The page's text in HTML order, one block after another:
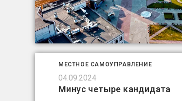
МЕСТНОЕ САМОУПРАВЛЕНИЕ
04.09.2024
Минус четыре кандидата